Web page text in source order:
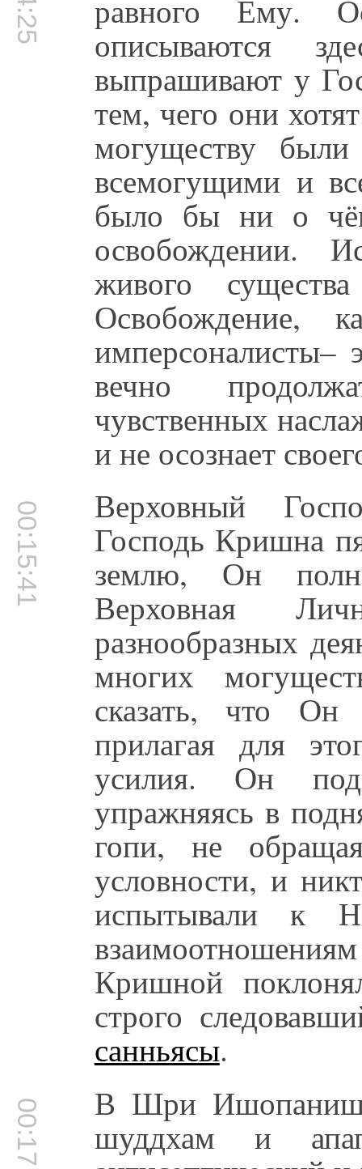
равного Ему.
описываются
выпрашивают у
тем, чего они
могуществу
всемогущими и
было бы ни о
освобождении.
живого
Освобождение,
вечно
чувственных
и не осознает
00:15:41 Верховный
Господь Кришна
землю, Он
Верховная
разнообразных
многих
сказать, что Он
прилагая для
усилия. Он
упражняясь в
гопи, не
условности, и
испытывали к
Кришной
строго
санньясы.
В Шри
шуддхам и